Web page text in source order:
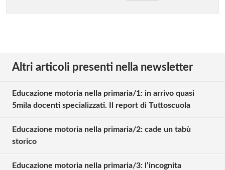
Altri articoli presenti nella newsletter
Educazione motoria nella primaria/1: in arrivo quasi
5mila docenti specializzati. Il report di Tuttoscuola
Educazione motoria nella primaria/2: cade un tabù
storico
Educazione motoria nella primaria/3: l’incognita